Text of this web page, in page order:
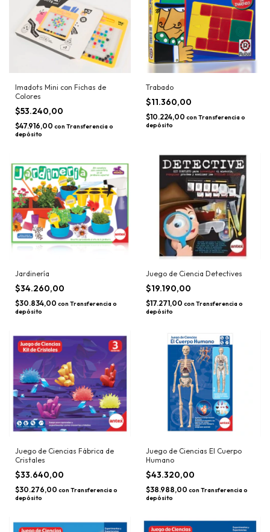
Imadots Mini con Fichas de
Colores
$53.240,00
$47.916,00 con Transferencia o
depósito
Trabado
$11.360,00
$10.224,00 con Transferencia o
depósito
Jardinería
$34.260,00
$30.834,00 con Transferencia o
depósito
Juego de Ciencia Detectives
$19.190,00
$17.271,00 con Transferencia o
depósito
Juego de Ciencias Fábrica de
Cristales
$33.640,00
$30.276,00 con Transferencia o
depósito
Juego de Ciencias El Cuerpo
Humano
$43.320,00
$38.988,00 con Transferencia o
depósito